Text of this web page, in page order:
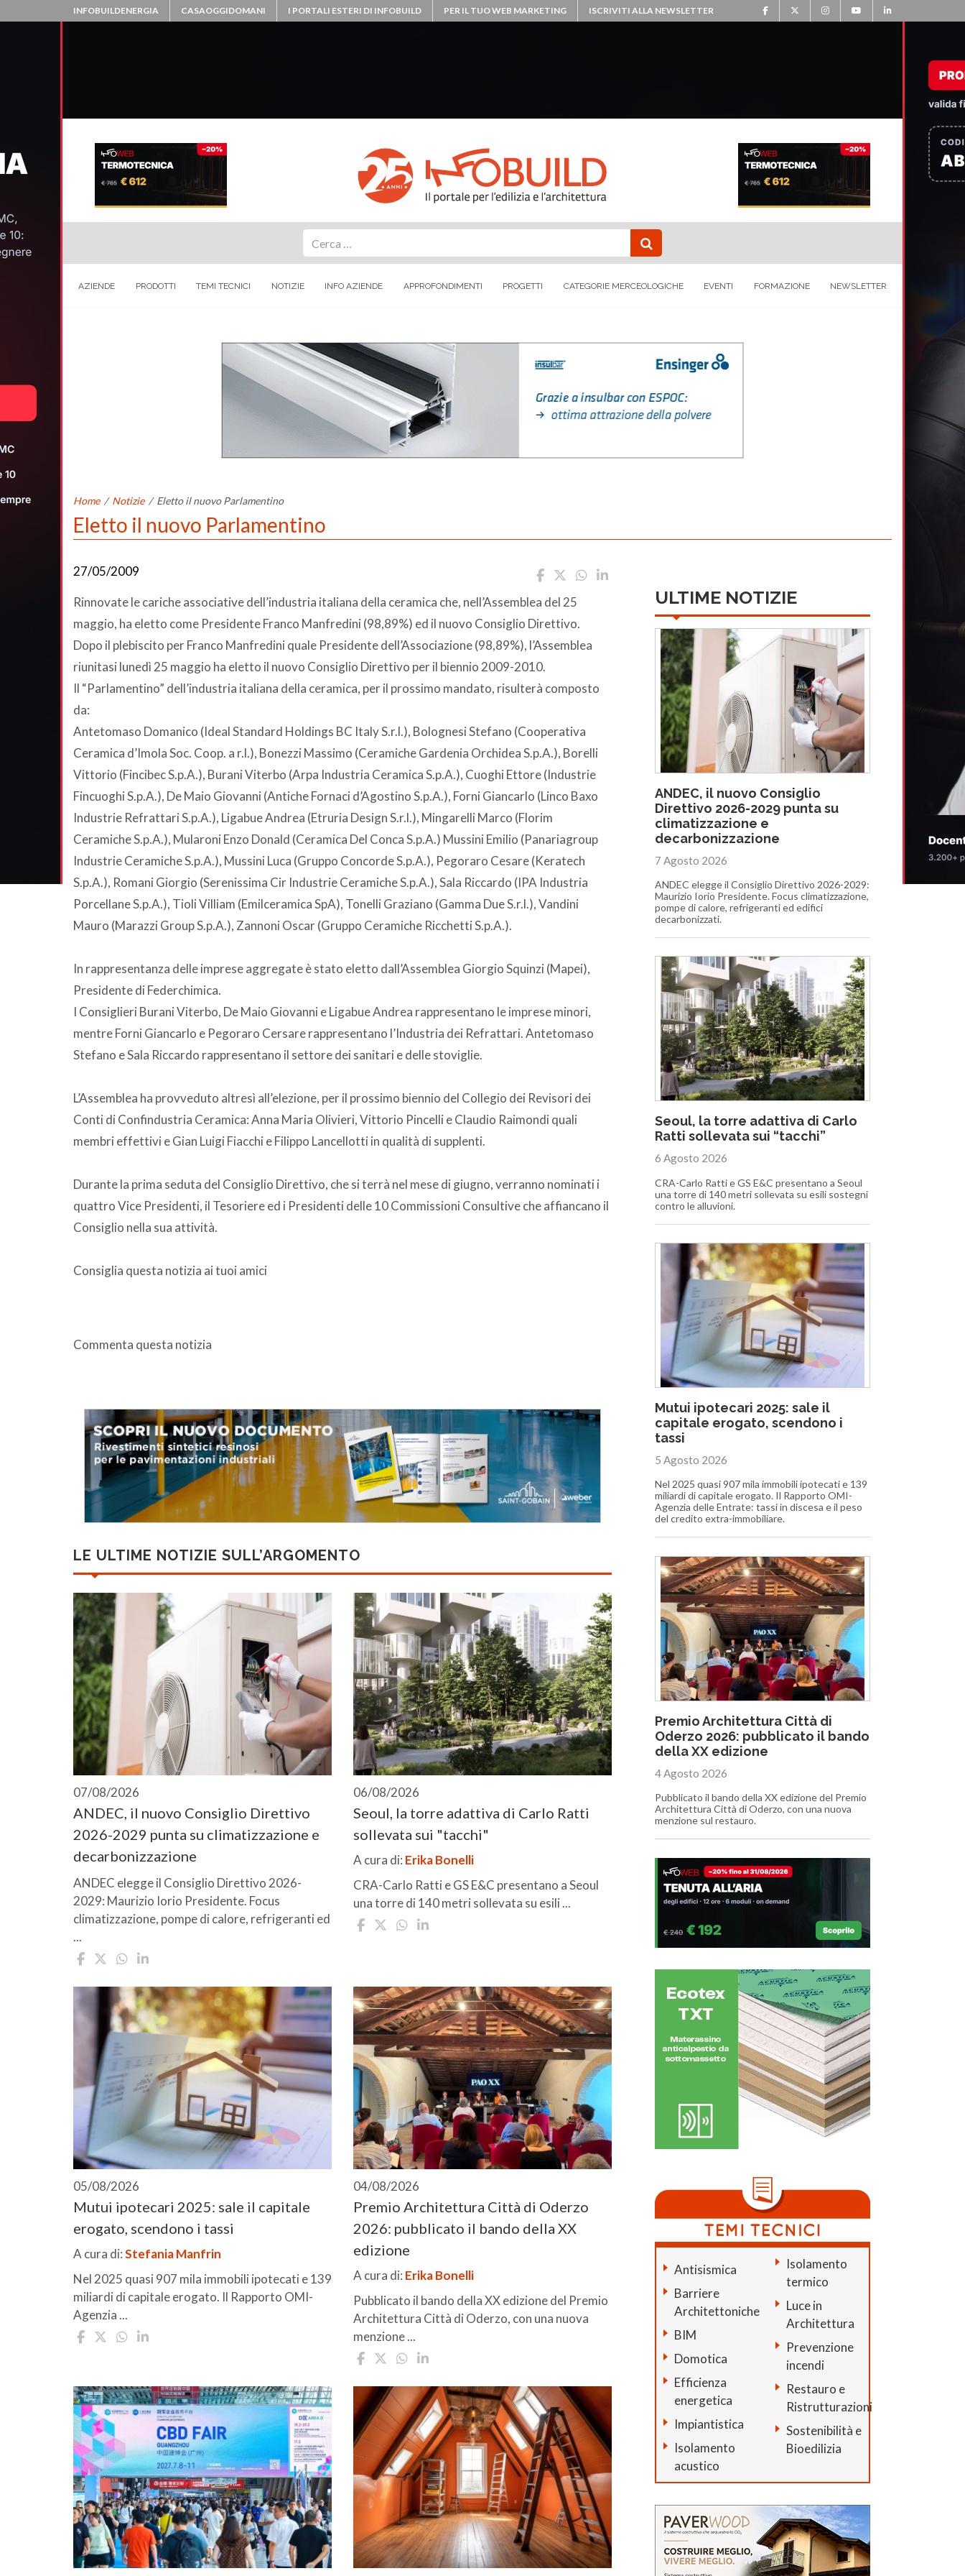
INFOBUILDENERGIA CASAOGGIDOMANI I PORTALI ESTERI DI INFOBUILD PER IL TUO WEB MARKETING ISCRIVITI ALLA NEWSLETTER
AZIENDE PRODOTTI TEMI TECNICI NOTIZIE INFO AZIENDE APPROFONDIMENTI PROGETTI CATEGORIE MERCEOLOGICHE EVENTI FORMAZIONE NEWSLETTER
Home / Notizie / Eletto il nuovo Parlamentino
Eletto il nuovo Parlamentino
27/05/2009
Rinnovate le cariche associative dell’industria italiana della ceramica che, nell’Assemblea del 25
maggio, ha eletto come Presidente Franco Manfredini (98,89%) ed il nuovo Consiglio Direttivo.
Dopo il plebiscito per Franco Manfredini quale Presidente dell’Associazione (98,89%), l’Assemblea
riunitasi lunedì 25 maggio ha eletto il nuovo Consiglio Direttivo per il biennio 2009-2010.
Il “Parlamentino” dell’industria italiana della ceramica, per il prossimo mandato, risulterà composto
da:
Antetomaso Domanico (Ideal Standard Holdings BC Italy S.r.l.), Bolognesi Stefano (Cooperativa
Ceramica d’Imola Soc. Coop. a r.l.), Bonezzi Massimo (Ceramiche Gardenia Orchidea S.p.A.), Borelli
Vittorio (Fincibec S.p.A.), Burani Viterbo (Arpa Industria Ceramica S.p.A.), Cuoghi Ettore (Industrie
Fincuoghi S.p.A.), De Maio Giovanni (Antiche Fornaci d’Agostino S.p.A.), Forni Giancarlo (Linco Baxo
Industrie Refrattari S.p.A.), Ligabue Andrea (Etruria Design S.r.l.), Mingarelli Marco (Florim
Ceramiche S.p.A.), Mularoni Enzo Donald (Ceramica Del Conca S.p.A.) Mussini Emilio (Panariagroup
Industrie Ceramiche S.p.A.), Mussini Luca (Gruppo Concorde S.p.A.), Pegoraro Cesare (Keratech
S.p.A.), Romani Giorgio (Serenissima Cir Industrie Ceramiche S.p.A.), Sala Riccardo (IPA Industria
Porcellane S.p.A.), Tioli Villiam (Emilceramica SpA), Tonelli Graziano (Gamma Due S.r.l.), Vandini
Mauro (Marazzi Group S.p.A.), Zannoni Oscar (Gruppo Ceramiche Ricchetti S.p.A.).
In rappresentanza delle imprese aggregate è stato eletto dall’Assemblea Giorgio Squinzi (Mapei),
Presidente di Federchimica.
I Consiglieri Burani Viterbo, De Maio Giovanni e Ligabue Andrea rappresentano le imprese minori,
mentre Forni Giancarlo e Pegoraro Cersare rappresentano l’Industria dei Refrattari. Antetomaso
Stefano e Sala Riccardo rappresentano il settore dei sanitari e delle stoviglie.
L’Assemblea ha provveduto altresì all’elezione, per il prossimo biennio del Collegio dei Revisori dei
Conti di Confindustria Ceramica: Anna Maria Olivieri, Vittorio Pincelli e Claudio Raimondi quali
membri effettivi e Gian Luigi Fiacchi e Filippo Lancellotti in qualità di supplenti.
Durante la prima seduta del Consiglio Direttivo, che si terrà nel mese di giugno, verranno nominati i
quattro Vice Presidenti, il Tesoriere ed i Presidenti delle 10 Commissioni Consultive che affiancano il
Consiglio nella sua attività.
Consiglia questa notizia ai tuoi amici
Commenta questa notizia
LE ULTIME NOTIZIE SULL’ARGOMENTO
07/08/2026
ANDEC, il nuovo Consiglio Direttivo
2026-2029 punta su climatizzazione e
decarbonizzazione
ANDEC elegge il Consiglio Direttivo 2026-
2029: Maurizio Iorio Presidente. Focus
climatizzazione, pompe di calore, refrigeranti ed
...
06/08/2026
Seoul, la torre adattiva di Carlo Ratti
sollevata sui "tacchi"
A cura di: Erika Bonelli
CRA-Carlo Ratti e GS E&C presentano a Seoul
una torre di 140 metri sollevata su esili ...
05/08/2026
Mutui ipotecari 2025: sale il capitale
erogato, scendono i tassi
A cura di:Stefania Manfrin
Nel 2025 quasi 907 mila immobili ipotecati e 139
miliardi di capitale erogato. Il Rapporto OMI-
Agenzia ...
04/08/2026
Premio Architettura Città di Oderzo
2026: pubblicato il bando della XX
edizione
A cura di: Erika Bonelli
Pubblicato il bando della XX edizione del Premio
Architettura Città di Oderzo, con una nuova
menzione ...
ULTIME NOTIZIE
ANDEC, il nuovo Consiglio
Direttivo 2026-2029 punta su
climatizzazione e
decarbonizzazione
7 Agosto 2026
ANDEC elegge il Consiglio Direttivo 2026-2029:
Maurizio Iorio Presidente. Focus climatizzazione,
pompe di calore, refrigeranti ed edifici
decarbonizzati.
Seoul, la torre adattiva di Carlo
Ratti sollevata sui “tacchi”
6 Agosto 2026
CRA-Carlo Ratti e GS E&C presentano a Seoul
una torre di 140 metri sollevata su esili sostegni
contro le alluvioni.
Mutui ipotecari 2025: sale il
capitale erogato, scendono i
tassi
5 Agosto 2026
Nel 2025 quasi 907 mila immobili ipotecati e 139
miliardi di capitale erogato. Il Rapporto OMI-
Agenzia delle Entrate: tassi in discesa e il peso
del credito extra-immobiliare.
Premio Architettura Città di
Oderzo 2026: pubblicato il bando
della XX edizione
4 Agosto 2026
Pubblicato il bando della XX edizione del Premio
Architettura Città di Oderzo, con una nuova
menzione sul restauro.
Antisismica
Barriere
Architettoniche
BIM
Domotica
Efficienza
energetica
Impiantistica
Isolamento
acustico
Isolamento
termico
Luce in
Architettura
Prevenzione
incendi
Restauro e
Ristrutturazioni
Sostenibilità e
Bioedilizia